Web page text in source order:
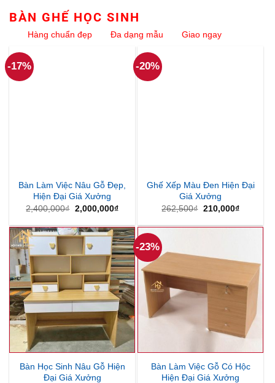
BÀN GHẾ HỌC SINH
Hàng chuẩn đẹp Đa dạng mẫu Giao ngay
-17%
Bàn Làm Việc Nâu Gỗ Đẹp,
Hiện Đại Giá Xưởng
2,400,000₫ Giá
là:
2,400,000₫.
2,000,000₫Giá
tại
là:
2,000,000₫.
-20%
Ghế Xếp Màu Đen Hiện Đại
Giá Xưởng
262,500₫ Giá
là:
210,000₫Giá
tại
Bàn Học Sinh Nâu Gỗ Hiện
Đại Giá Xưởng
-23%
Bàn Làm Việc Gỗ Có Hộc
Hiện Đại Giá Xưởng